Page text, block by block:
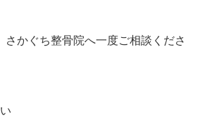
さかぐち整骨院へ一度ご相談くださ